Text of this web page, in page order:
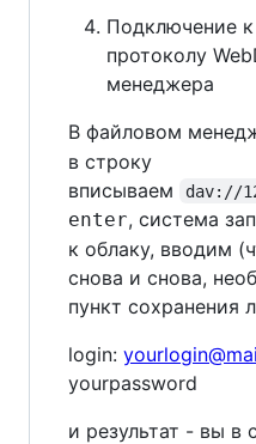
Подключение
протоколу
менеджера
В файловом
в строку
вписываем
dav://
enter, система
к облаку, вводим
снова и снова,
пункт сохранения
login:
yourpassword
и результат - вы в